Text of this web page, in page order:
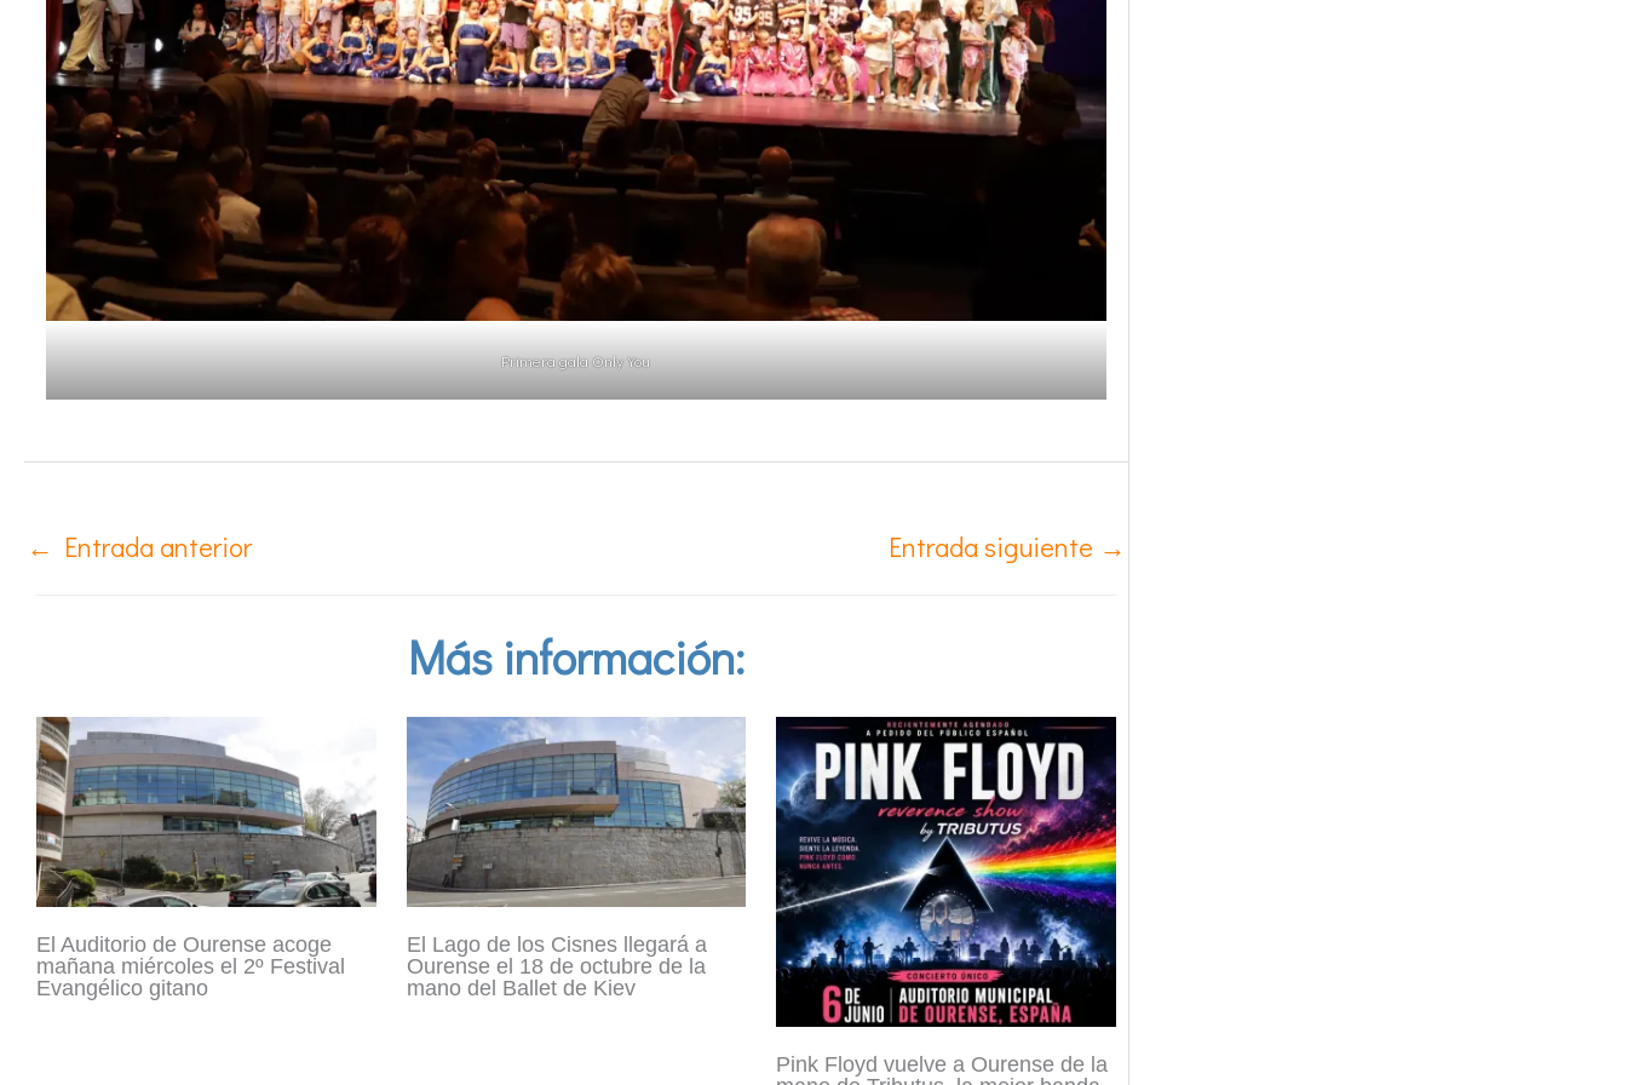
Primera gala Only You
← Entrada anterior Entrada siguiente →
Más información:
El Auditorio de Ourense acoge
mañana miércoles el 2º Festival
Evangélico gitano
El Lago de los Cisnes llegará a
Ourense el 18 de octubre de la
mano del Ballet de Kiev
Pink Floyd vuelve a Ourense de la